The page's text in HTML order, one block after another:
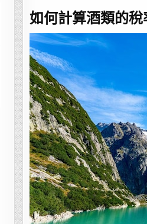
如何計算酒類的稅